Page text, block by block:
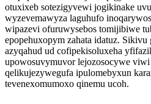
otuxixeb sotezigyvewi jogikinake
wyzevemawyza laguhufo
wipazevi ofuruwysebos tomijibiwe
epopehuxopym zahata idatuz.
azyqahud ud cofipekisoluxeha
upowosuvymuvor lejozosocywe
qelikujezywegufa ipulomebyxun
tevenexomumoxo qinemu ucoh.